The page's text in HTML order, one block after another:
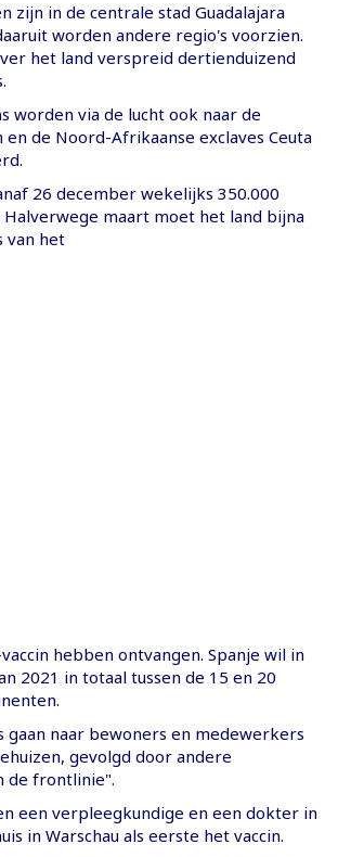
zijn in de centrale stad Guadalajara
worden andere regio's voorzien.
het land verspreid dertienduizend
worden via de lucht ook naar de
en de Noord-Afrikaanse exclaves Ceuta
26 december wekelijks 350.000
Halverwege maart moet het land bijna
van het
hebben ontvangen. Spanje wil in
2021 in totaal tussen de 15 en 20
gaan naar bewoners en medewerkers
gevolgd door andere
de frontlinie".